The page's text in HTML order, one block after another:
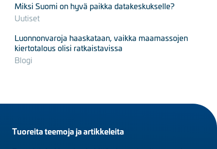
Miksi Suomi on hyvä paikka datakeskukselle?
Uutiset
Luonnonvaroja haaskataan, vaikka maamassojen
kiertotalous olisi ratkaistavissa
Blogi
Footer
Tuoreita teemoja ja artikkeleita